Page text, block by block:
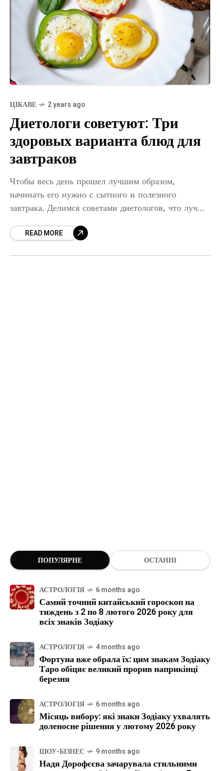
ЦІКАВЕ 2 years ago
Диетологи советуют: Три
здоровых варианта блюд для
завтраков
Чтобы весь день прошел лучшим образом,
начинать его нужно с сытного и полезного
завтрака. Делимся советами диетологов, что лучше
прием пищи за
READ MORE
ПОПУЛЯРНЕ ОСТАННІ
АСТРОЛОГІЯ 6 months ago
Самий точний китайський гороскоп на
тиждень з 2 по 8 лютого 2026 року для
всіх знаків Зодіаку
АСТРОЛОГІЯ 4 months ago
Фортуна вже обрала їх: цим знакам Зодіаку
Таро обіцяє великий прорив наприкінці
березня
АСТРОЛОГІЯ 6 months ago
Місяць вибору: які знаки Зодіаку ухвалять
доленосне рішення у лютому 2026 року
ШОУ-БІЗНЕС 9 months ago
Надя Дорофєєва зачарувала стильними